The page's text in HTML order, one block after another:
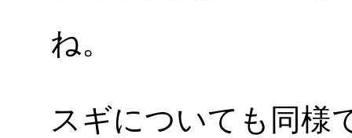
ね。
スギについても同様